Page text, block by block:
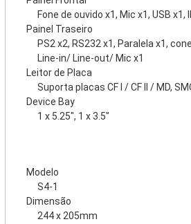
Fone de ouvido x1, Mic x1, USB x1,
Painel Traseiro
PS2 x2, RS232 x1, Paralela x1,
Line-in/ Line-out/ Mic x1
Leitor de Placa
Suporta placas CF I / CF II / MD,
Device Bay
1 x 5.25", 1 x 3.5"
Modelo
S4-1
Dimensão
244 x 205mm